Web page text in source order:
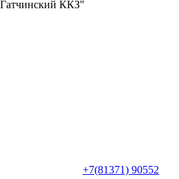
ККЗ"
+7(81371) 90552